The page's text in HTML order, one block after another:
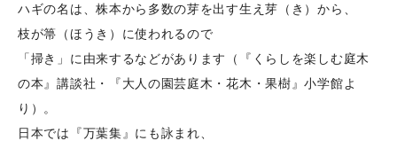
ハギの名は、株本から多数の芽を出す生え芽（き）から、
枝が箒（ほうき）に使われるので
「掃き」に由来するなどがあります（『くらしを楽しむ庭木
の本』講談社・『大人の園芸庭木・花木・果樹』小学館よ
り）。
日本では『万葉集』にも詠まれ、